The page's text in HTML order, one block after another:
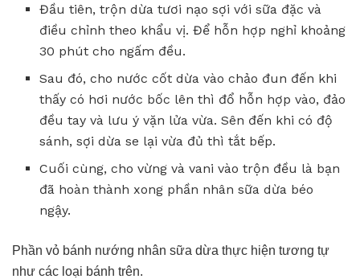
Đầu tiên, trộn dừa tươi nạo sợi với sữa đặc và
điều chỉnh theo khẩu vị. Để hỗn hợp nghỉ khoảng
30 phút cho ngấm đều.
Sau đó, cho nước cốt dừa vào chảo đun đến khi
thấy có hơi nước bốc lên thì đổ hỗn hợp vào, đảo
đều tay và lưu ý vặn lửa vừa. Sên đến khi có độ
sánh, sợi dừa se lại vừa đủ thì tắt bếp.
Cuối cùng, cho vừng và vani vào trộn đều là bạn
đã hoàn thành xong phần nhân sữa dừa béo
ngậy.
Phần vỏ bánh nướng nhân sữa dừa thực hiện tương tự
như các loại bánh trên.